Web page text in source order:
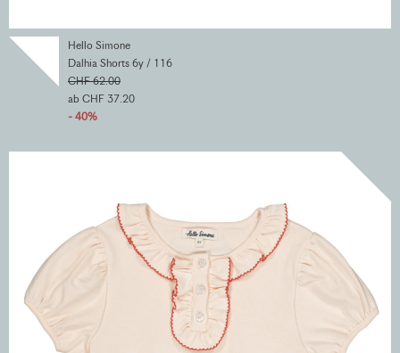
Hello Simone
Dalhia Shorts 6y / 116
CHF 62.00
ab CHF 37.20
- 40%